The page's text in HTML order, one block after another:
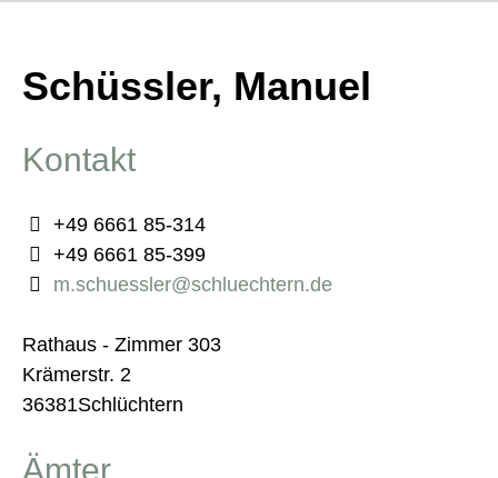
Schüssler, Manuel
Kontakt
+49 6661 85-314
+49 6661 85-399
m.schuessler@schluechtern.de
Rathaus - Zimmer 303
Krämerstr. 2
36381Schlüchtern
Ämter